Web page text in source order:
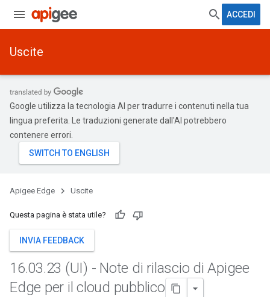
ACCEDI
Uscite
Google utilizza la tecnologia AI per tradurre i contenuti nella tua
lingua preferita. Le traduzioni generate dall'AI potrebbero
contenere errori.
Apigee Edge Uscite
Questa pagina è stata utile?
INVIA FEEDBACK
16.03.23 (UI) - Note di rilascio di Apigee
Edge per il cloud pubblico